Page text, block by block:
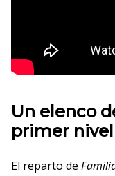
Un elenco
primer nivel
El reparto de